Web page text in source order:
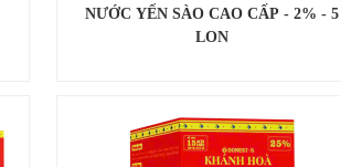
NƯỚC YẾN SÀO CAO CẤP - 2% - 5
LON